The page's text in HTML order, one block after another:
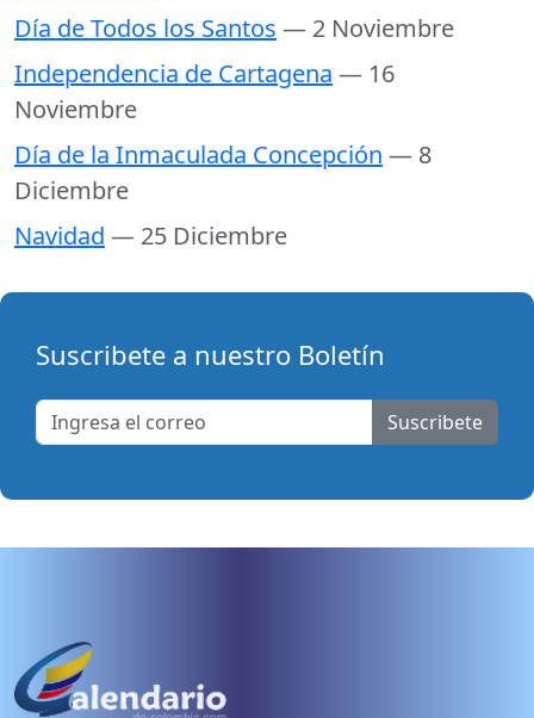
Día de Todos los Santos — 2 Noviembre
Independencia de Cartagena — 16
Noviembre
Día de la Inmaculada Concepción — 8
Diciembre
Navidad — 25 Diciembre
Suscribete a nuestro Boletín
Suscribete